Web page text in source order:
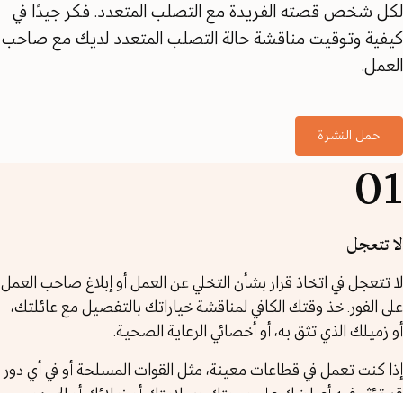
لكل شخص قصته الفريدة مع التصلب المتعدد. فكر جيدًا في
كيفية وتوقيت مناقشة حالة التصلب المتعدد لديك مع صاحب
العمل.
حمل النشرة
01
لا تتعجل
لا تتعجل في اتخاذ قرار بشأن التخلي عن العمل أو إبلاغ صاحب العمل
على الفور. خذ وقتك الكافي لمناقشة خياراتك بالتفصيل مع عائلتك،
أو زميلك الذي تثق به، أو أخصائي الرعاية الصحية.
إذا كنت تعمل في قطاعات معينة، مثل القوات المسلحة أو في أي دور